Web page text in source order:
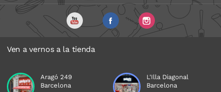
Ven a vernos a la tienda
Aragó 249
Barcelona
L'Illa Diagonal
Barcelona